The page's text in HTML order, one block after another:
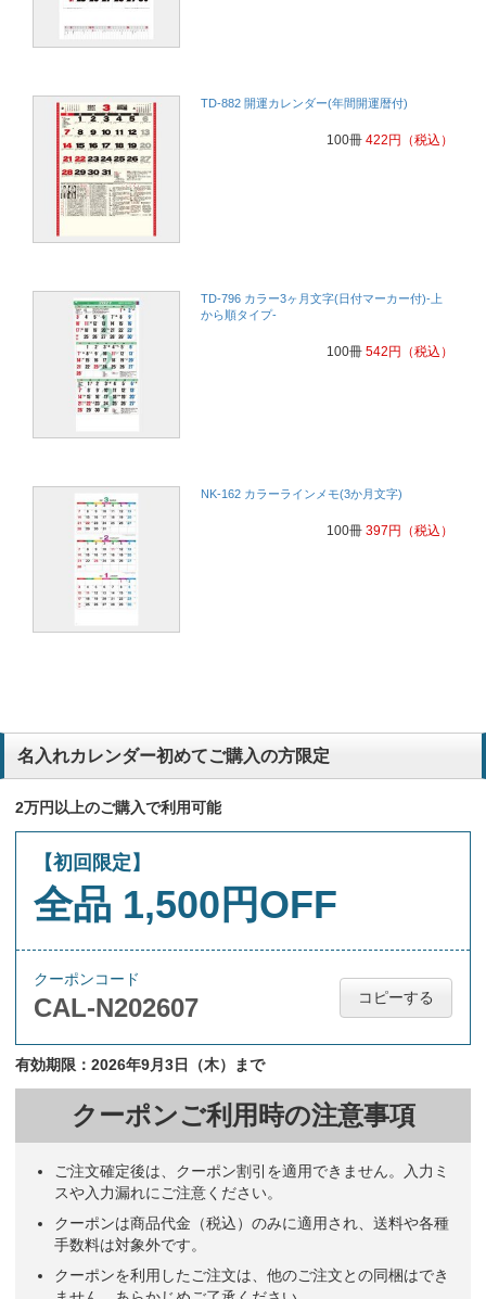
TD-882 開運カレンダー(年間開運暦付)
100冊 422 円 （税込）
TD-796 カラー3ヶ月文字(日付マーカー付)-上
から順タイプ-
100冊 542円 （税込）
NK-162 カラーラインメモ(3か月文字)
100冊 397円 （税込）
名入れカレンダー初めてご購入の方限定
2万円以上のご購入で利用可能
【初回限定】
全品 1,500円OFF
クーポンコード
CAL-N202607 コピーする
有効期限：2026年9月3日（木）まで
クーポンご利用時の注意事項
ご注文確定後は、クーポン割引を適用できません。入力ミ
スや入力漏れにご注意ください。
クーポンは商品代金（税込）のみに適用され、送料や各種
手数料は対象外です。
クーポンを利用したご注文は、他のご注文との同梱はでき